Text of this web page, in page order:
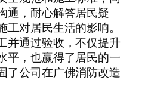
通，耐心解答居民疑
对居民生活的影响。
并通过验收，不仅提升
平，也赢得了居民的一
了公司在广佛消防改造